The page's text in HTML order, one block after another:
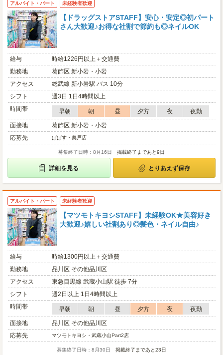
アルバイト・パート 未経験者歓迎
【ドラッグストアSTAFF】安心・安定◎初パート
さん大歓迎♪お得な社割で節約も◎ネイルOK
給与
時給1226円以上＋交通費
勤務地
葛飾区 新小岩・小岩
アクセス
総武線 新小岩駅 バス 10分
シフト
週3日 1日4時間以上
時間帯
早朝 朝 昼 夕方 夜
夜勤
面接地
葛飾区 新小岩・小岩
応募先
ぱぱす・奥戸店
募集終了日時：8月16日 掲載終了まであと9日
詳細を見る とりあえず保存
アルバイト・パート 未経験者歓迎
【マツモトキヨシSTAFF】未経験OK★美容好き
大歓迎♪嬉しい社割あり◎髪色・ネイル自由♪
給与
時給1300円以上＋交通費
勤務地
品川区 その他品川区
アクセス
東急目黒線 武蔵小山駅 徒歩 7分
シフト
週2日以上 1日4時間以上
時間帯
早朝 朝 昼 夕方 夜
夜勤
面接地
品川区 その他品川区
応募先
マツモトキヨシ・武蔵小山Part2店
募集終了日時：8月30日 掲載終了まであと23日